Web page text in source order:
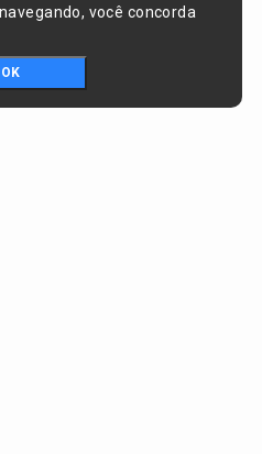
você concorda
OK